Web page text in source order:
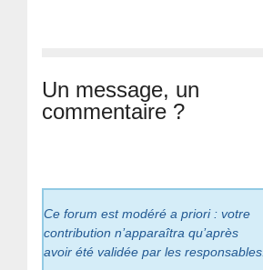
Un message, un
commentaire ?
Ce forum est modéré a priori : votre
contribution n’apparaîtra qu’après
avoir été validée par les responsables.